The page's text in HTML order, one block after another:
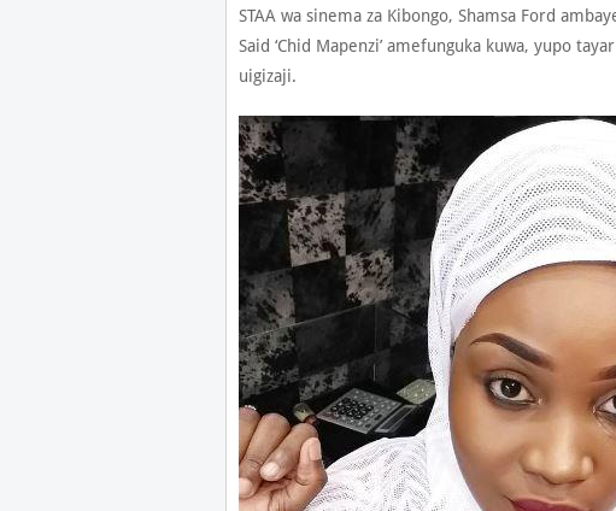
STAA wa sinema za Kibongo, Shamsa Ford
Said ‘Chid Mapenzi’ amefunguka kuwa, yupo
uigizaji.